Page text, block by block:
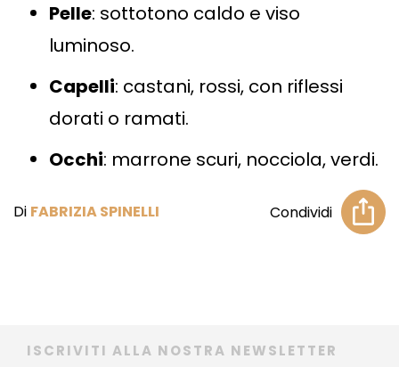
Pelle: sottotono caldo e viso
luminoso.
Capelli: castani, rossi, con riflessi
dorati o ramati.
Occhi: marrone scuri, nocciola, verdi.
Di FABRIZIA SPINELLI Condividi
ISCRIVITI ALLA NOSTRA NEWSLETTER